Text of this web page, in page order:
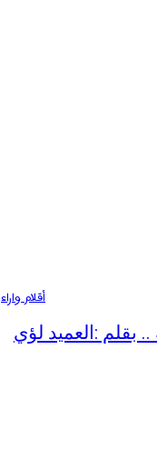
أقلام واراء
بقلم :العميد لؤي